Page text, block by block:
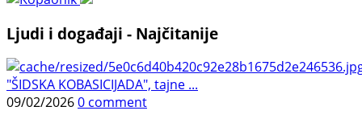
Ljudi i događaji - Najčitanije
"ŠIDSKA KOBASICIJADA", tajne ...
09/02/20260 comment